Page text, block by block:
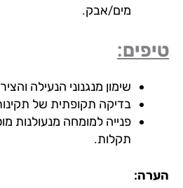
מים/אבק.
שימון מנגנוני הנעילה והצירים
בדיקה תקופתית של תקינות
פנייה למומחה מנעולנות
תקלות.